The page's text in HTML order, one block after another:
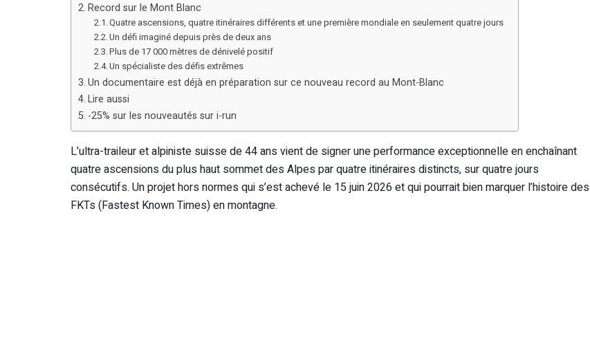
Record sur le Mont Blanc
Quatre ascensions, quatre itinéraires différents et une première mondiale en seulement quatre jours
Un défi imaginé depuis près de deux ans
Plus de 17 000 mètres de dénivelé positif
Un spécialiste des défis extrêmes
Un documentaire est déjà en préparation sur ce nouveau record au Mont-Blanc
Lire aussi
-25% sur les nouveautés sur i-run
L’ultra-traileur et alpiniste suisse de 44 ans vient de signer une performance exceptionnelle en enchaînant
quatre ascensions du plus haut sommet des Alpes par quatre itinéraires distincts, sur quatre jours
consécutifs. Un projet hors normes qui s’est achevé le 15 juin 2026 et qui pourrait bien marquer l’histoire des
FKTs (Fastest Known Times) en montagne.